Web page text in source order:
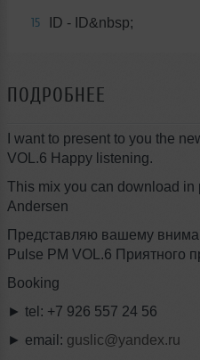
15 ID - ID&nbsp;
ПОДРОБНЕЕ
I want to present to you the
VOL.6 Happy listening.
This mix you can download
Andersen
Представляю вашему
Pulse PM VOL.6 Приятного
Booking
► tel: +7 926 557 24 56
► email: guslic@yandex.ru